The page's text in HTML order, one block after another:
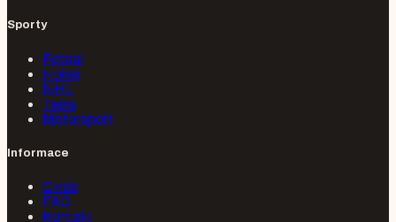
Sporty
Fotbal
Hokej
NHL
Tenis
Motorsport
Informace
O nás
FAQ
Kontakt